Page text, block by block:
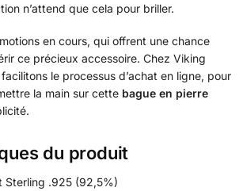
n’attend que cela pour briller.
en cours, qui offrent une chance
ce précieux accessoire. Chez Viking
le processus d’achat en ligne, pour
la main sur cette bague en pierre
du produit
Sterling .925 (92,5%)